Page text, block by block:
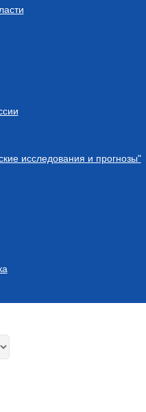
исследования и прогнозы"